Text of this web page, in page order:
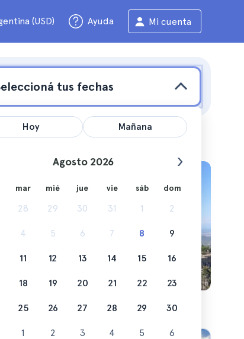
(USD) Ayuda Mi cuenta
tus fechas
Hoy Mañana
Agosto 2026
mar mié jue vie sáb dom
28 29 30 31 1 2
4 5 6 7 8 9
11 12 13 14 15 16
18 19 20 21 22 23
25 26 27 28 29 30
1 2 3 4 5 6